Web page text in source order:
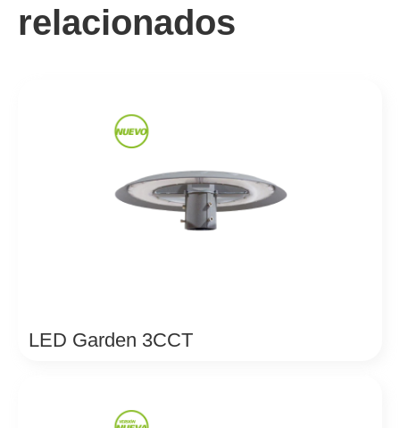
relacionados
LED Garden 3CCT